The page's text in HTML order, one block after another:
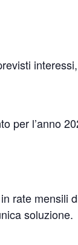
per l’anno
rate mensili
soluzione.